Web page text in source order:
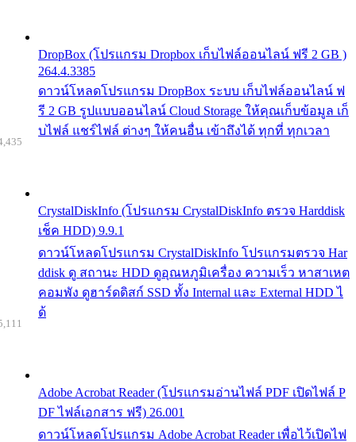
DropBox (โปรแกรม Dropbox เก็บไฟล์ออนไลน์ ฟรี 2 GB )
264.4.3385
ดาวน์โหลดโปรแกรม DropBox ระบบ เก็บไฟล์ออนไลน์ ฟ
รี 2 GB รูปแบบออนไลน์ Cloud Storage ให้คุณเก็บข้อมูล เก็
บไฟล์ แชร์ไฟล์ ต่างๆ ให้คนอื่น เข้าถึงได้ ทุกที่ ทุกเวลา
CrystalDiskInfo (โปรแกรม CrystalDiskInfo ตรวจ Harddisk
เช็ค HDD) 9.9.1
ดาวน์โหลดโปรแกรม CrystalDiskInfo โปรแกรมตรวจ Har
ddisk ดู สถานะ HDD ดูอุณหภูมิเครื่อง ความเร็ว หาสาเหต
คอมพัง ดูฮาร์ดดิสก์ SSD ทั้ง Internal และ External HDD ไ
ด้
Adobe Acrobat Reader (โปรแกรมอ่านไฟล์ PDF เปิดไฟล์ P
DF ไฟล์เอกสาร ฟรี) 26.001
ดาวน์โหลดโปรแกรม Adobe Acrobat Reader เพื่อไว้เปิดไฟ